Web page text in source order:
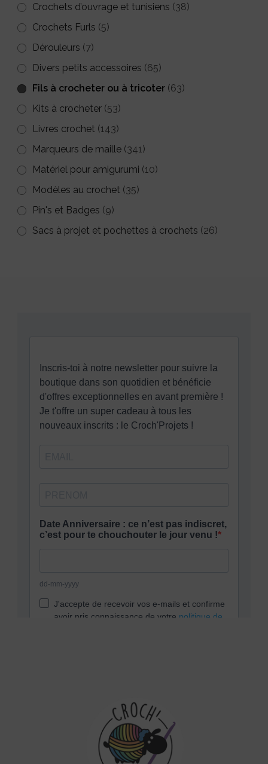
Crochets d’ouvrage et tunisiens (38)
Crochets Furls (5)
Dérouleurs (7)
Divers petits accessoires (65)
Fils à crocheter ou à tricoter (63)
Kits à crocheter (53)
Livres crochet (143)
Marqueurs de maille (341)
Matériel pour amigurumi (10)
Modèles au crochet (35)
Pin's et Badges (9)
Sacs à projet et pochettes à crochets (26)